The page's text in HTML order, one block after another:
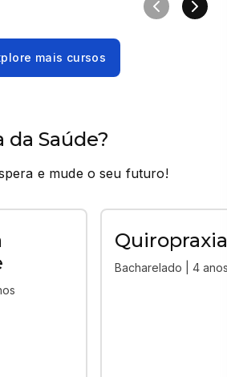
mais cursos
da Saúde?
e mude o seu futuro!
Quiropraxia
Bacharelado | 4